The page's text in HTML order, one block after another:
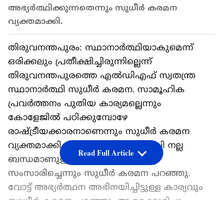
അഭ്യർത്ഥിക്കുന്നതെന്നും സുധീർ കരമന
വ്യക്തമാക്കി.
തിരുവനന്തപുരം: സ്ഥാനാർത്ഥിയാകുമെന്ന്
ഒരിക്കലും പ്രതീക്ഷിച്ചിരുന്നില്ലെന്ന്
തിരുവനന്തപുരത്തെ എൽഡിഎഫ് സ്വതന്ത്ര
സ്ഥാനാർത്ഥി സുധീർ കരമന. സാമൂഹിക
പ്രവർത്തനം പുതിയ കാര്യമല്ലെന്നും
കോളേജിൽ പഠിക്കുമ്പോഴേ
രാഷ്ട്രീയക്കാരനാണെന്നും സുധീർ കരമന
വ്യക്തമാക്കി. ആന്റണി രാജുവുമായി നല്ല
ബന്ധമാണുള്ളത്. അദ്ദേഹം വിളിച്ച്
സംസാരിച്ചെന്നും സുധീർ കരമന പറഞ്ഞു.
വോട്ട് അഭ്യർത്ഥന അഭിനയിച്ചിട്ടുള്ള കാര്യവും
Read Full Article